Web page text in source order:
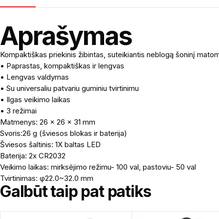
Aprašymas
Kompaktiškas priekinis žibintas, suteikiantis neblogą šoninį
• Paprastas, kompaktiškas ir lengvas
• Lengvas valdymas
• Su universaliu patvariu guminiu tvirtinimu
• Ilgas veikimo laikas
• 3 režimai
Matmenys: 26 x 26 x 31 mm
Svoris:26 g (šviesos blokas ir baterija)
Šviesos šaltinis: 1X baltas LED
Baterija: 2x CR2032
Veikimo laikas: mirksėjimo režimu- 100 val, pastoviu- 50 val
Tvirtinimas: φ22.0~32.0 mm
Galbūt taip pat patiks